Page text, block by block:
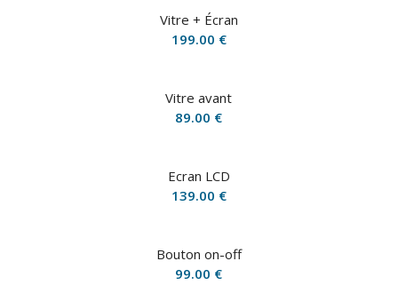
Vitre + Écran
199.00 €
Vitre avant
89.00 €
Ecran LCD
139.00 €
Bouton on-off
99.00 €